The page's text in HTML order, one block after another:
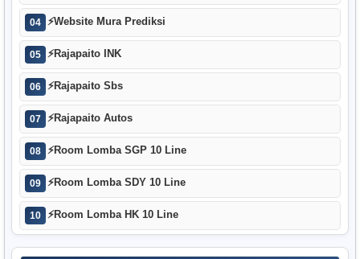
04 ⚡Website Mura Prediksi
05 ⚡Rajapaito INK
06 ⚡Rajapaito Sbs
07 ⚡Rajapaito Autos
08 ⚡Room Lomba SGP 10 Line
09 ⚡Room Lomba SDY 10 Line
10 ⚡Room Lomba HK 10 Line